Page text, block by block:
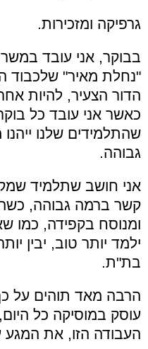
גרפיקה ומזכירות.
בבוקר, אני עובד
"נחלת מאיר" שלכבוד
הדור הצעיר, להיות
כאשר אני עובד כל
שהתלמידים שלנו
גבוהה.
אני חושב שתלמיד
קשר ברמה גבוהה,
ומנוסח בקפידה, כמו
ילמד יותר טוב, יבין
בת"ת.
הרבה מאד תוהים על
עוסק במוסיקה כל
העבודה הזו, את המגע